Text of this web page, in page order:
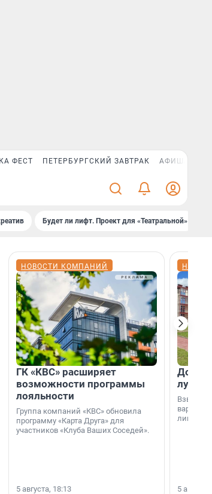
ФЕСТ ПЕТЕРБУРГСКИЙ ЗАВТРАК АФИША PLUS
Будет ли лифт. Проект для «Театральной»
НОВОСТИ КОМПАНИЙ
ГК «КВС» расширяет
возможности программы
лояльности
Группа компаний «КВС» обновила
программу «Карта Друга» для
участников «Клуба Ваших Соседей».
5 августа, 18:13
Дом
лучше
лишнего
5